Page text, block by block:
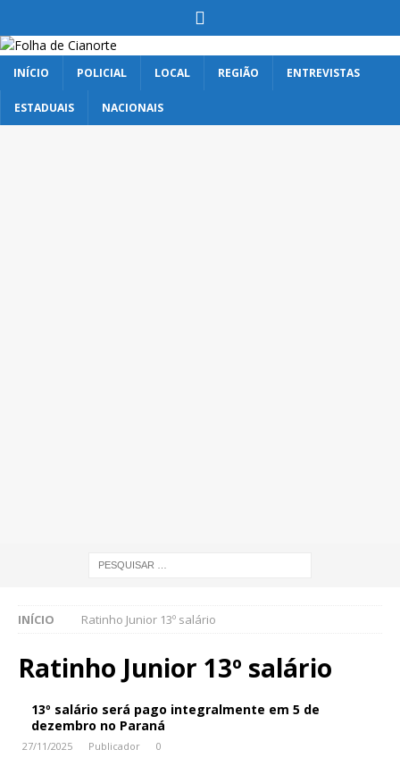
INÍCIO POLICIAL LOCAL REGIÃO ENTREVISTAS
ESTADUAIS NACIONAIS
INÍCIO Ratinho Junior 13º salário
Ratinho Junior 13º salário
13º salário será pago integralmente em 5 de
dezembro no Paraná
27/11/2025 Publicador 0